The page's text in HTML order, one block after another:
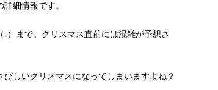
詳細情報です。
）まで。クリスマス直前には混雑が予想さ
しいクリスマスになってしまいますよね？